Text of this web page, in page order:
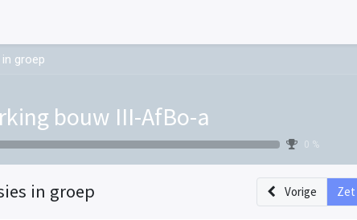
groep
bouw III-AfBo-a
0 %
in groep Vorige